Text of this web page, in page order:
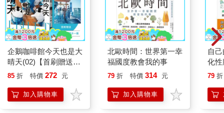
企鵝咖啡館今天也是大
晴天(02)【首刷贈送
「謹賀新年」收藏卡】
85 折 特價 272 元
加入購物車
北歐時間：世界第一幸
福國度教會我的事
79 折 特價 314 元
加入購物車
自
化
【
79 折